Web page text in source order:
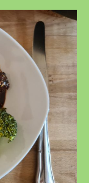
und
Reis
🍚